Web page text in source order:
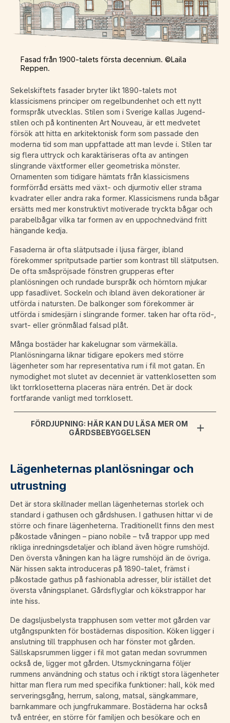
Fasad från 1900-talets första decennium. ©Laila
Reppen.
Sekelskiftets fasader bryter likt 1890-talets mot
klassicismens principer om regelbundenhet och ett nytt
formspråk utvecklas. Stilen som i Sverige kallas Jugend-
stilen och på kontinenten Art Nouveau, är ett medvetet
försök att hitta en arkitektonisk form som passade den
moderna tid som man uppfattade att man levde i. Stilen tar
sig flera uttryck och karaktäriseras ofta av antingen
slingrande växtformer eller geometriska mönster.
Ornamenten som tidigare hämtats från klassicismens
formförråd ersätts med växt- och djurmotiv eller strama
kvadrater eller andra raka former. Klassicismens runda bågar
ersätts med mer konstruktivt motiverade tryckta bågar och
parabelbågar vilka tar formen av en uppochnedvänd fritt
hängande kedja.
Fasaderna är ofta slätputsade i ljusa färger, ibland
förekommer spritputsade partier som kontrast till slätputsen.
De ofta småspröjsade fönstren grupperas efter
planlösningen och rundade burspråk och hörntorn mjukar
upp fasadlivet. Sockeln och ibland även dekorationer är
utförda i natursten. De balkonger som förekommer är
utförda i smidesjärn i slingrande former. taken har ofta röd-,
svart- eller grönmålad falsad plåt.
Många bostäder har kakelugnar som värmekälla.
Planlösningarna liknar tidigare epokers med större
lägenheter som har representativa rum i fil mot gatan. En
nymodighet mot slutet av decenniet är vattenklosetten som
likt torrklosetterna placeras nära entrén. Det är dock
fortfarande vanligt med torrklosett.
FÖRDJUPNING: HÄR KAN DU LÄSA MER OM
GÅRDSBEBYGGELSEN
Lägenheternas planlösningar och
utrustning
Det är stora skillnader mellan lägenheternas storlek och
standard i gathusen och gårdshusen. I gathusen hittar vi de
större och finare lägenheterna. Traditionellt finns den mest
påkostade våningen – piano nobile – två trappor upp med
rikliga inredningsdetaljer och ibland även högre rumshöjd.
Den översta våningen kan ha lägre rumshöjd än de övriga.
När hissen sakta introduceras på 1890-talet, främst i
påkostade gathus på fashionabla adresser, blir istället det
översta våningsplanet. Gårdsflyglar och kökstrappor har
inte hiss.
De dagsljusbelysta trapphusen som vetter mot gården var
utgångspunkten för bostädernas disposition. Köken ligger i
anslutning till trapphusen och har fönster mot gården.
Sällskapsrummen ligger i fil mot gatan medan sovrummen
också de, ligger mot gården. Utsmyckningarna följer
rummens användning och status och i riktigt stora lägenheter
hittar man flera rum med specifika funktioner: hall, kök med
serveringsgång, herrum, salong, matsal, sängkammare,
barnkammare och jungfrukammare. Bostäderna har också
två entréer, en större för familjen och besökare och en